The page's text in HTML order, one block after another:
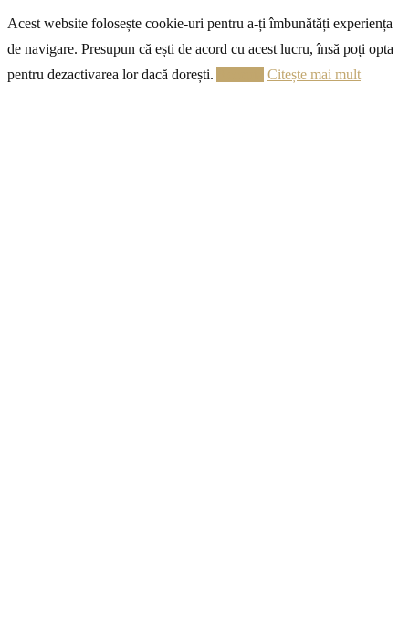
Acest website folosește cookie-uri pentru a-ți îmbunătăți experiența
de navigare. Presupun că ești de acord cu acest lucru, însă poți opta
pentru dezactivarea lor dacă dorești.
Citește mai mult